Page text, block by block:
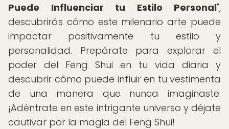
Puede Influenciar tu Estilo Personal",
descubrirás cómo este milenario arte puede
impactar positivamente tu estilo y
personalidad. Prepárate para explorar el
poder del Feng Shui en tu vida diaria y
descubrir cómo puede influir en tu vestimenta
de una manera que nunca imaginaste.
¡Adéntrate en este intrigante universo y déjate
cautivar por la magia del Feng Shui!